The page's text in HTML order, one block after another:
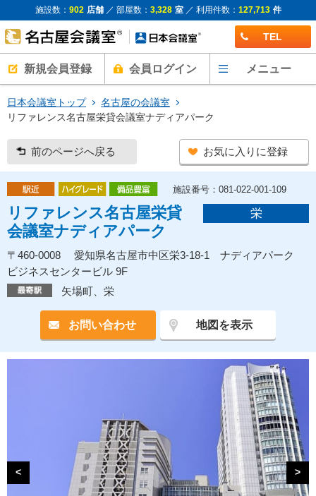
施設数： 902 店舗／ 部屋数： 3,328 室／ 利用件数： 127,713 件
TEL
新規会員登録 会員ログイン メニュー
日本会議室トップ
名古屋の会議室
リファレンス名古屋栄貸会議室ナディアパーク
前のページへ戻る お気に入りに登録
施設番号：081-022-001-109
リファレンス名古屋栄貸
会議室ナディアパーク
栄
〒460-0008 愛知県名古屋市中区栄3-18-1 ナディアパーク
ビジネスセンタービル 9F
矢場町、栄
お問い合わせ 地図を表示
< >